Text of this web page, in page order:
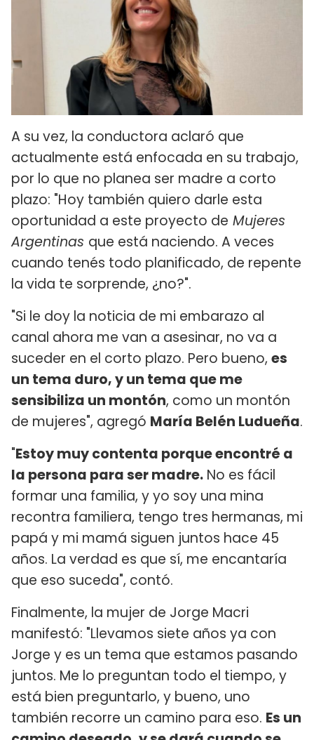
A su vez, la conductora aclaró que
actualmente está enfocada en su trabajo,
por lo que no planea ser madre a corto
plazo: "Hoy también quiero darle esta
oportunidad a este proyecto de Mujeres
Argentinas que está naciendo. A veces
cuando tenés todo planificado, de repente
la vida te sorprende, ¿no?".
"Si le doy la noticia de mi embarazo al
canal ahora me van a asesinar, no va a
suceder en el corto plazo. Pero bueno, es
un tema duro, y un tema que me
sensibiliza un montón, como un montón
de mujeres", agregó María Belén Ludueña.
"Estoy muy contenta porque encontré a
la persona para ser madre. No es fácil
formar una familia, y yo soy una mina
recontra familiera, tengo tres hermanas, mi
papá y mi mamá siguen juntos hace 45
años. La verdad es que sí, me encantaría
que eso suceda", contó.
Finalmente, la mujer de Jorge Macri
manifestó: "Llevamos siete años ya con
Jorge y es un tema que estamos pasando
juntos. Me lo preguntan todo el tiempo, y
está bien preguntarlo, y bueno, uno
también recorre un camino para eso. Es un